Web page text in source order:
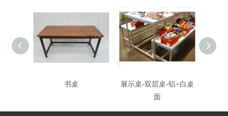
书桌
展示桌-双层桌-铝+白桌
面